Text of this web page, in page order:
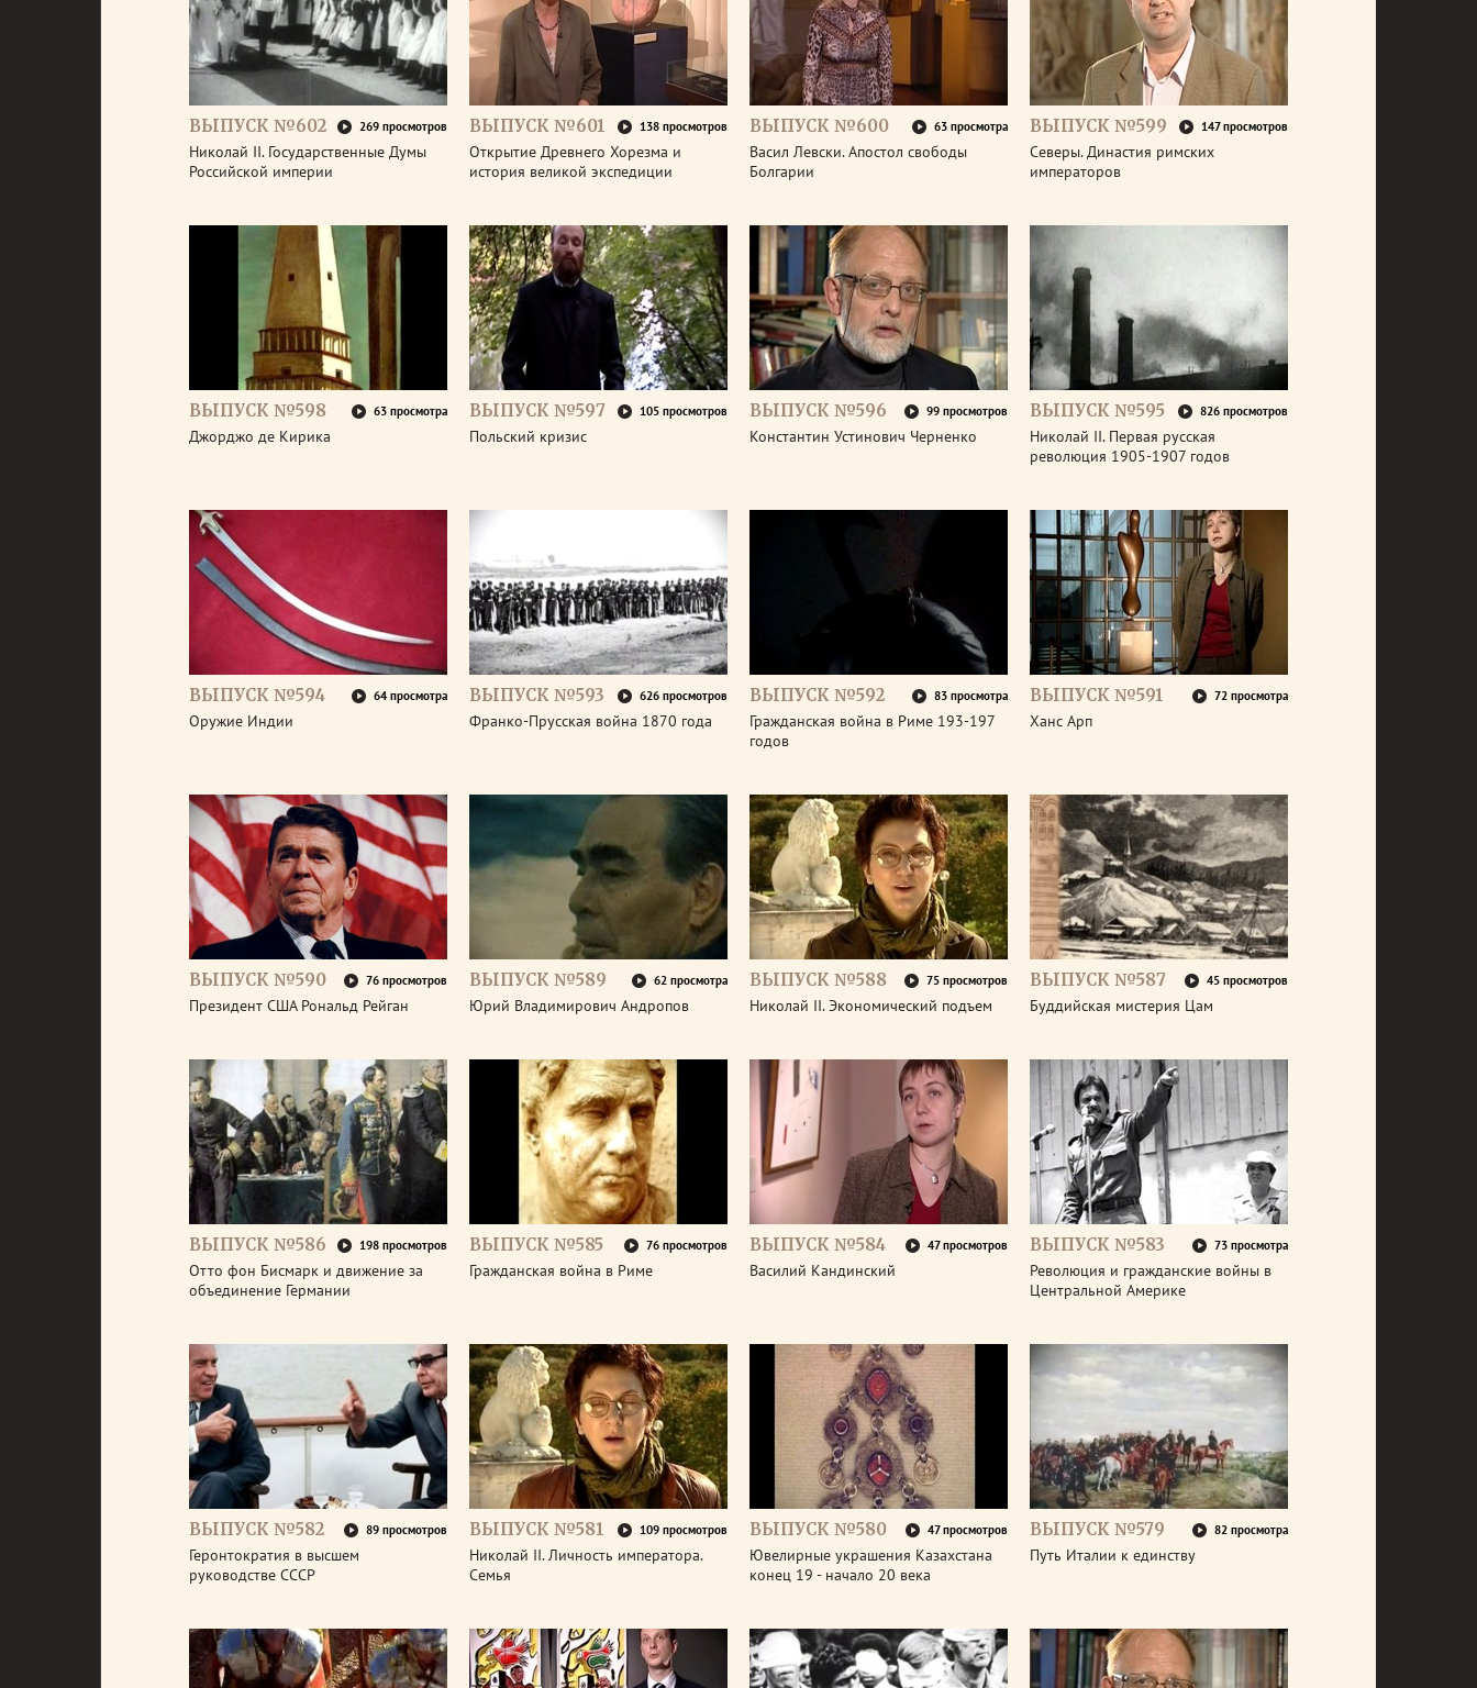
ВЫПУСК №602 269 просмотров
Николай II. Государственные Думы
Российской империи
ВЫПУСК №601 138 просмотров
Открытие Древнего Хорезма и
история великой экспедиции
ВЫПУСК №600 63 просмотра
Васил Левски. Апостол свободы
Болгарии
ВЫПУСК №599 147 просмотров
Северы. Династия римских
императоров
ВЫПУСК №598 63 просмотра
Джорджо де Кирика
ВЫПУСК №597 105 просмотров
Польский кризис
ВЫПУСК №596 99 просмотров
Константин Устинович Черненко
ВЫПУСК №595 826 просмотров
Николай II. Первая русская
революция 1905-1907 годов
ВЫПУСК №594 64 просмотра
Оружие Индии
ВЫПУСК №593 626 просмотров
Франко-Прусская война 1870 года
ВЫПУСК №592 83 просмотра
Гражданская война в Риме 193-197
годов
ВЫПУСК №591 72 просмотра
Ханс Арп
ВЫПУСК №590 76 просмотров
Президент США Рональд Рейган
ВЫПУСК №589 62 просмотра
Юрий Владимирович Андропов
ВЫПУСК №588 75 просмотров
Николай II. Экономический подъем
ВЫПУСК №587 45 просмотров
Буддийская мистерия Цам
ВЫПУСК №586 198 просмотров
Отто фон Бисмарк и движение за
объединение Германии
ВЫПУСК №585 76 просмотров
Гражданская война в Риме
ВЫПУСК №584 47 просмотров
Василий Кандинский
ВЫПУСК №583 73 просмотра
Революция и гражданские войны в
Центральной Америке
ВЫПУСК №582 89 просмотров
Геронтократия в высшем
руководстве СССР
ВЫПУСК №581 109 просмотров
Николай II. Личность императора.
Семья
ВЫПУСК №580 47 просмотров
Ювелирные украшения Казахстана
конец 19 - начало 20 века
ВЫПУСК №579 82 просмотра
Путь Италии к единству